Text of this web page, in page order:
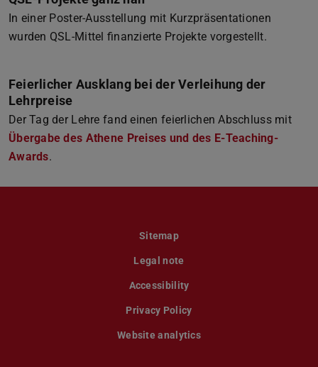
In einer Poster-Ausstellung mit Kurzpräsentationen
wurden QSL-Mittel finanzierte Projekte vorgestellt.
Feierlicher Ausklang bei der Verleihung der
Lehrpreise
Der Tag der Lehre fand einen feierlichen Abschluss mit
Übergabe des Athene Preises und des E-Teaching-
Awards.
Sitemap
Legal note
Accessibility
Privacy Policy
Website analytics